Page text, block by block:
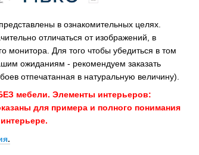
в ознакомительных целях.
отличаться от изображений, в
монитора. Для того чтобы убедиться в том
ожиданиям - рекомендуем заказать
отпечатанная в натуральную величину).
мебели. Элементы интерьеров:
для примера и полного понимания
.